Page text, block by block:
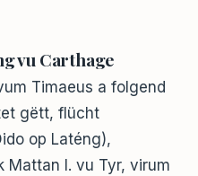
vu Carthage
Timaeus a folgend
gëtt, flücht
op Laténg),
Mattan I. vu Tyr, virum